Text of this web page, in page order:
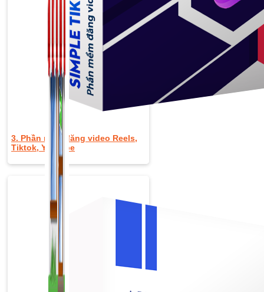
3. Phần mềm đăng video Reels,
Tiktok, Youtube